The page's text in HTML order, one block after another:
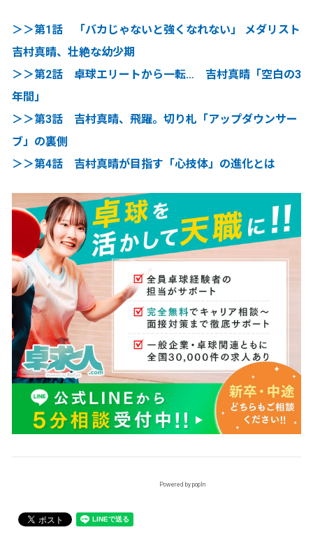
＞＞第1話 「バカじゃないと強くなれない」 メダリスト
吉村真晴、壮絶な幼少期
＞＞第2話 卓球エリートから一転… 吉村真晴「空白の3
年間」
＞＞第3話 吉村真晴、飛躍。切り札「アップダウンサー
ブ」の裏側
＞＞第4話 吉村真晴が目指す「心技体」の進化とは
Powered by popIn